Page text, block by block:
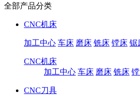
全部产品分类
CNC机床
加工中心 车床 磨床 铣床 镗床 锯
CNC机床
加工中心 车床 磨床 铣床
CNC刀具